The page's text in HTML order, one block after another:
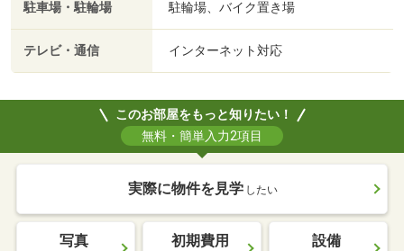
駐車場・駐輪場 駐輪場、バイク置き場
テレビ・通信 インターネット対応
このお部屋をもっと知りたい！
無料・簡単入力2項目
実際に物件を見学 したい
写真 初期費用 設備